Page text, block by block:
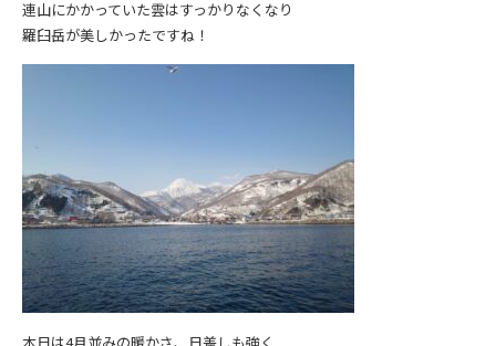
連山にかかっていた雲はすっかりなくなり
羅臼岳が美しかったですね！
本日は4月並みの暖かさ、日差しも強く